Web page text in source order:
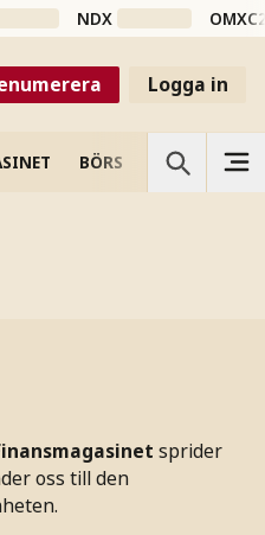
NDX
Logga in
BÖRS VETENSKAP
sprider
oss till den